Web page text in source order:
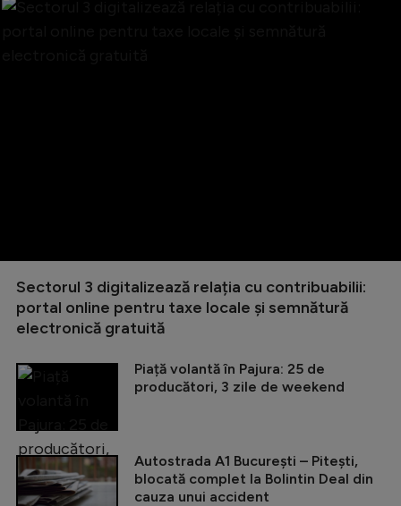
Sectorul 3 digitalizează relația cu contribuabilii:
portal online pentru taxe locale și semnătură
electronică gratuită
Piață volantă în Pajura: 25 de
producători, 3 zile de weekend
Autostrada A1 București – Pitești,
blocată complet la Bolintin Deal din
cauza unui accident